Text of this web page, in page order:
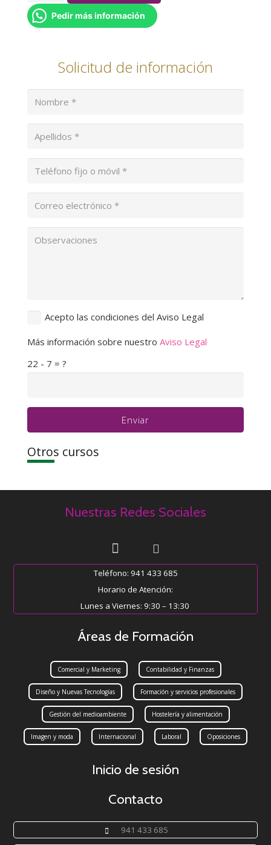
cantidadPedir más información
Solicitud de información
Acepto las condiciones del Aviso Legal
Más información sobre nuestro Aviso Legal
22 - 7 = ?
Enviar
Otros cursos
Nuestras Redes Sociales
Teléfono: 941 433 685
Horario de Atención:
Lunes a Viernes: 9:30 – 13:30
Áreas de Formación
Comercial y Marketing Contabilidad y Finanzas
Diseño y Nuevas Tecnologías Formación y servicios profesionales
Gestión del medioambiente Hostelería y alimentación
Imagen y moda Internacional Laboral Oposiciones
Inicio de sesión
Contacto
941 433 685